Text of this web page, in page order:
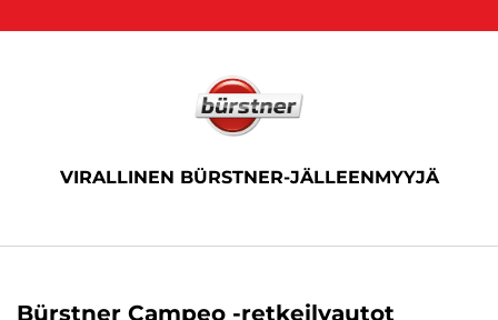
VIRALLINEN BÜRSTNER-JÄLLEENMYYJÄ
Bürstner Campeo -retkeilyautot